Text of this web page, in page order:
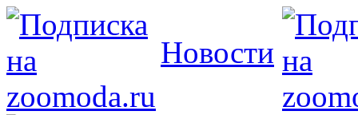
Новости